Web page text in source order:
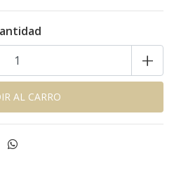
+